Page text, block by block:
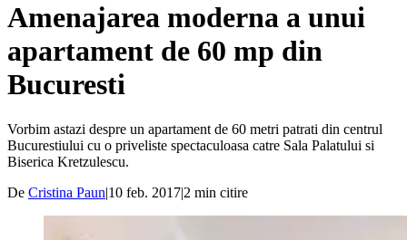
Amenajarea moderna a unui
apartament de 60 mp din
Bucuresti
Vorbim astazi despre un apartament de 60 metri patrati din centrul
Bucurestiului cu o priveliste spectaculoasa catre Sala Palatului si
Biserica Kretzulescu.
De Cristina Paun|10 feb. 2017|2 min citire